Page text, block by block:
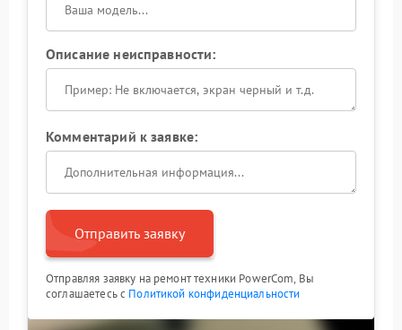
Описание неисправности:
Комментарий к заявке:
Отправить заявку
Отправляя заявку на ремонт техники PowerCom, Вы
соглашаетесь с Политикой конфиденциальности